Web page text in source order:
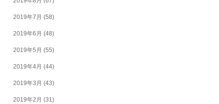
2019年7月 (58)
2019年6月 (48)
2019年5月 (55)
2019年4月 (44)
2019年3月 (43)
2019年2月 (31)